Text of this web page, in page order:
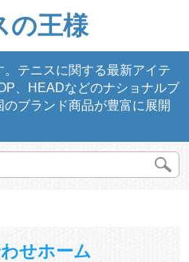
の王様
テニスに関する最新アイテ
、HEADなどのナショナルブ
ブランド商品が豊富に展開
せホーム